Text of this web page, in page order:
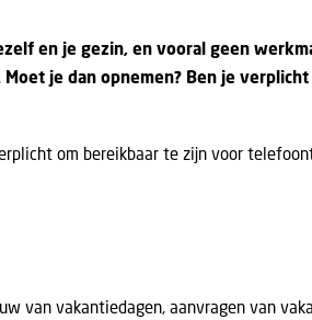
en je gezin, en vooral geen
je dan opnemen? Ben je verplicht
om bereikbaar te zijn voor
van vakantiedagen, aanvragen van